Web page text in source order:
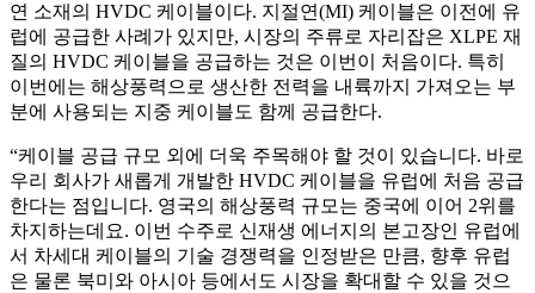
연 소재의 HVDC 케이블이다. 지절연(MI) 케이블은 이전에 유
럽에 공급한 사례가 있지만, 시장의 주류로 자리잡은 XLPE 재
질의 HVDC 케이블을 공급하는 것은 이번이 처음이다. 특히
이번에는 해상풍력으로 생산한 전력을 내륙까지 가져오는 부
분에 사용되는 지중 케이블도 함께 공급한다.
“케이블 공급 규모 외에 더욱 주목해야 할 것이 있습니다. 바로
우리 회사가 새롭게 개발한 HVDC 케이블을 유럽에 처음 공급
한다는 점입니다. 영국의 해상풍력 규모는 중국에 이어 2위를
차지하는데요. 이번 수주로 신재생 에너지의 본고장인 유럽에
서 차세대 케이블의 기술 경쟁력을 인정받은 만큼, 향후 유럽
은 물론 북미와 아시아 등에서도 시장을 확대할 수 있을 것으